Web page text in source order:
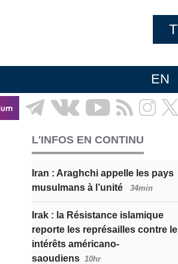
EN
L'INFOS EN CONTINU
Iran : Araghchi appelle les pays
musulmans à l’unité
34min
Irak : la Résistance islamique
reporte les représailles contre
intérêts américano-
saoudiens 10hr